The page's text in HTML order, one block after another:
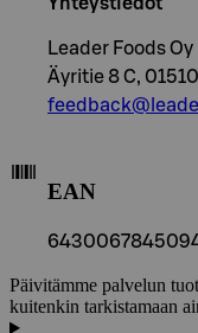
Leader Foods Oy
Äyritie 8 C,
EAN
Päivitämme palvelun
kuitenkin tarkistamaan